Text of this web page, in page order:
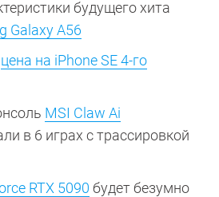
будущего хита
Galaxy A56
цена на iPhone SE 4-го
MSI Claw Ai
в 6 играх с трассировкой
RTX 5090 будет безумно